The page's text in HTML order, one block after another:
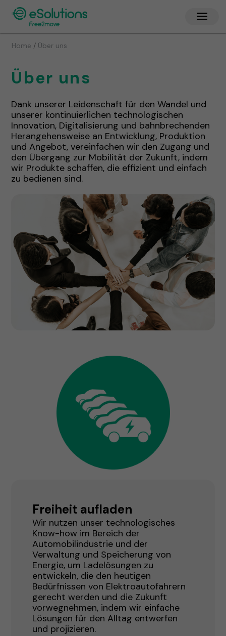
Home / Über uns
Über uns
Dank unserer Leidenschaft für den Wandel und
unserer kontinuierlichen technologischen
Innovation, Digitalisierung und bahnbrechenden
Herangehensweise an Entwicklung, Produktion
und Angebot, vereinfachen wir den Zugang und
den Übergang zur Mobilität der Zukunft, indem
wir Produkte schaffen, die effizient und einfach
zu bedienen sind.
Freiheit aufladen
Wir nutzen unser technologisches
Know-how im Bereich der
Automobilindustrie und der
Verwaltung und Speicherung von
Energie, um Ladelösungen zu
entwickeln, die den heutigen
Bedürfnissen von Elektroautofahrern
gerecht werden und die Zukunft
vorwegnehmen, indem wir einfache
Lösungen für den Alltag entwerfen
und projizieren.